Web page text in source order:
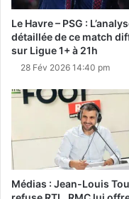
Le Havre – PSG :
détaillée de ce match
sur Ligue 1+ à 21h
28 Fév 2026 14:40 pm
Médias : Jean-Louis